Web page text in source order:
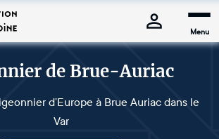
Menu
de Brue-Auriac
d’Europe à Brue Auriac dans le
Var